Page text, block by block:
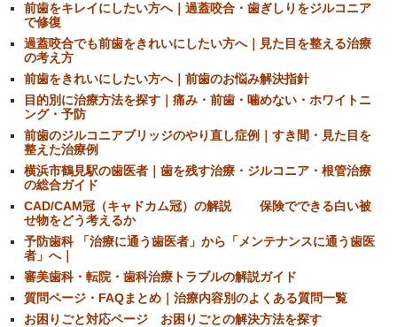
前歯をキレイにしたい方へ｜過蓋咬合・歯ぎしりをジルコニア
で修復
過蓋咬合でも前歯をきれいにしたい方へ｜見た目を整える治療
の考え方
前歯をきれいにしたい方へ｜前歯のお悩み解決指針
目的別に治療方法を探す｜痛み・前歯・噛めない・ホワイトニ
ング・予防
前歯のジルコニアブリッジのやり直し症例｜すき間・見た目を
整えた治療例
横浜市鶴見駅の歯医者｜歯を残す治療・ジルコニア・根管治療
の総合ガイド
CAD/CAM冠（キャドカム冠）の解説 保険でできる白い被
せ物をどう考えるか
予防歯科 「治療に通う歯医者」から「メンテナンスに通う歯医
者」へ｜
審美歯科・転院・歯科治療トラブルの解説ガイド
質問ページ・FAQまとめ｜治療内容別のよくある質問一覧
お困りごと対応ページ お困りごとの解決方法を探す